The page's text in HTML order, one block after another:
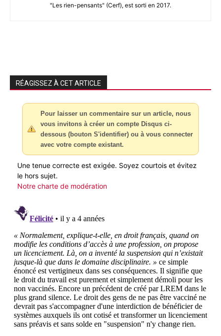
"Les rien-pensants" (Cerf), est sorti en 2017.
RÉAGISSEZ À CET ARTICLE
Pour laisser un commentaire sur un article, nous
vous invitons à créer un compte Disqus ci-
dessous (bouton S'identifier) ou à vous connecter
avec votre compte existant.
Une tenue correcte est exigée. Soyez courtois et évitez
le hors sujet.
Notre charte de modération